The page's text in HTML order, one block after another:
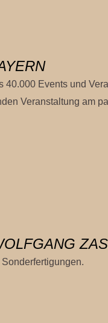
Events und
Veranstaltung am